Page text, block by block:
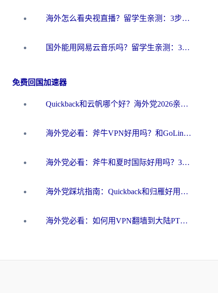
海外怎么看央视直播？留学生亲测：3步解决版权限制+追剧自由
国外能用网易云音乐吗？留学生亲测：3步解决海外听歌难题
免费回国加速器
Quickback和云帆哪个好？海外党2026亲测指南：选对加速器大陆工具，无缝刷国内剧玩国服
海外党必看：斧牛VPN好用吗？和GoLinkVPN对比哪个回国效果更好？
海外党必看：斧牛和夏时国际好用吗？3步选对回国加速器，无缝刷国内资源
海外党踩坑指南：Quickback和归雁好用吗？选对加速器才能无缝刷国内资源
海外党必看：如何用VPN翻墙到大陆PTT？一篇解决你所有回国加速痛点